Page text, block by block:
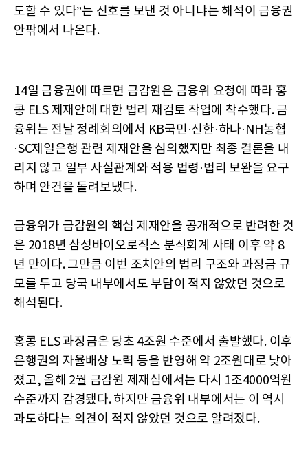
도할 수 있다”는 신호를 보낸 것 아니냐는 해석이 금융권
안팎에서 나온다.
14일 금융권에 따르면 금감원은 금융위 요청에 따라 홍
콩 ELS 제재안에 대한 법리 재검토 작업에 착수했다. 금
융위는 전날 정례회의에서 KB국민·신한·하나·NH농협
·SC제일은행 관련 제재안을 심의했지만 최종 결론을 내
리지 않고 일부 사실관계와 적용 법령·법리 보완을 요구
하며 안건을 돌려보냈다.
금융위가 금감원의 핵심 제재안을 공개적으로 반려한 것
은 2018년 삼성바이오로직스 분식회계 사태 이후 약 8
년 만이다. 그만큼 이번 조치안의 법리 구조와 과징금 규
모를 두고 당국 내부에서도 부담이 적지 않았던 것으로
해석된다.
홍콩 ELS 과징금은 당초 4조원 수준에서 출발했다. 이후
은행권의 자율배상 노력 등을 반영해 약 2조원대로 낮아
졌고, 올해 2월 금감원 제재심에서는 다시 1조4000억원
수준까지 감경됐다. 하지만 금융위 내부에서는 이 역시
과도하다는 의견이 적지 않았던 것으로 알려졌다.